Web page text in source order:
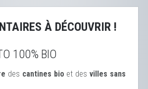
À DÉCOUVRIR !
100% BIO
des cantines bio et desvilles sans